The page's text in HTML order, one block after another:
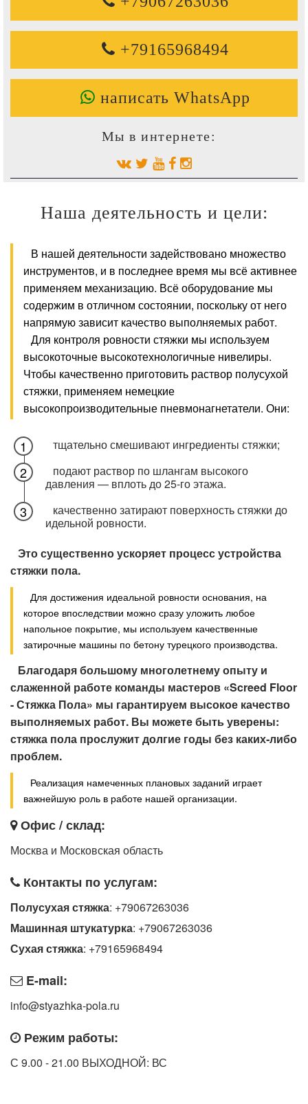
+79165968494
написать WhatsApp
Мы в интернете:
Наша деятельность и цели:
В нашей деятельности задействовано множество
инструментов, и в последнее время мы всё активнее
применяем механизацию. Всё оборудование мы
содержим в отличном состоянии, поскольку от него
напрямую зависит качество выполняемых работ.
Для контроля ровности стяжки мы используем
высокоточные высокотехнологичные нивелиры.
Чтобы качественно приготовить раствор полусухой
стяжки, применяем немецкие
высокопроизводительные пневмонагнетатели. Они:
тщательно смешивают ингредиенты стяжки;
подают раствор по шлангам высокого
давления — вплоть до 25‑го этажа.
качественно затирают поверхность стяжки до
идельной ровности.
Это существенно ускоряет процесс устройства
стяжки пола.
Для достижения идеальной ровности основания, на
которое впоследствии можно сразу уложить любое
напольное покрытие, мы используем качественные
затирочные машины по бетону турецкого производства.
Благодаря большому многолетнему опыту и
слаженной работе команды мастеров «Screed Floor
- Стяжка Пола» мы гарантируем высокое качество
выполняемых работ. Вы можете быть уверены:
стяжка пола прослужит долгие годы без каких‑либо
проблем.
Реализация намеченных плановых заданий играет
важнейшую роль в работе нашей организации.
Офис / склад:
Москва и Московская область
Контакты по услугам:
Полусухая стяжка: +79067263036
Машинная штукатурка: +79067263036
Сухая стяжка: +79165968494
E-mail:
info@styazhka-pola.ru
Режим работы:
С 9.00 - 21.00 ВЫХОДНОЙ: ВС